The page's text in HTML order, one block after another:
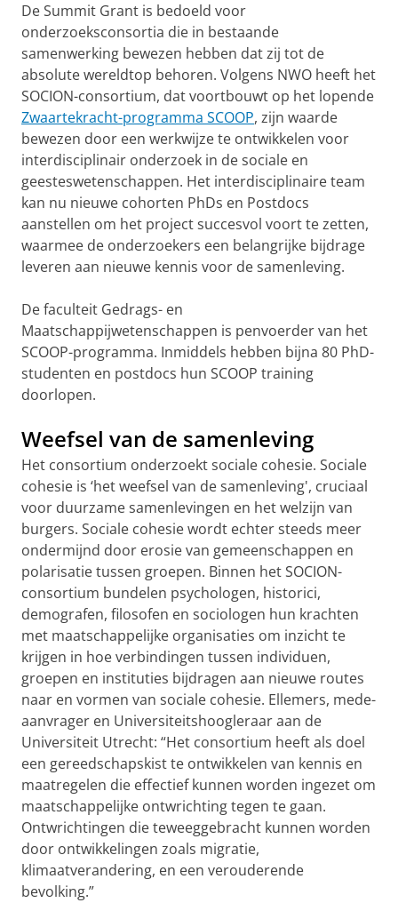
De Summit Grant is bedoeld voor
onderzoeksconsortia die in bestaande
samenwerking bewezen hebben dat zij tot de
absolute wereldtop behoren. Volgens NWO heeft het
SOCION-consortium, dat voortbouwt op het lopende
Zwaartekracht-programma SCOOP, zijn waarde
bewezen door een werkwijze te ontwikkelen voor
interdisciplinair onderzoek in de sociale en
geesteswetenschappen. Het interdisciplinaire team
kan nu nieuwe cohorten PhDs en Postdocs
aanstellen om het project succesvol voort te zetten,
waarmee de onderzoekers een belangrijke bijdrage
leveren aan nieuwe kennis voor de samenleving.
De faculteit Gedrags- en
Maatschappijwetenschappen is penvoerder van het
SCOOP-programma. Inmiddels hebben bijna 80 PhD-
studenten en postdocs hun SCOOP training
doorlopen.
Weefsel van de samenleving
Het consortium onderzoekt sociale cohesie. Sociale
cohesie is ‘het weefsel van de samenleving', cruciaal
voor duurzame samenlevingen en het welzijn van
burgers. Sociale cohesie wordt echter steeds meer
ondermijnd door erosie van gemeenschappen en
polarisatie tussen groepen. Binnen het SOCION-
consortium bundelen psychologen, historici,
demografen, filosofen en sociologen hun krachten
met maatschappelijke organisaties om inzicht te
krijgen in hoe verbindingen tussen individuen,
groepen en instituties bijdragen aan nieuwe routes
naar en vormen van sociale cohesie. Ellemers, mede-
aanvrager en Universiteitshoogleraar aan de
Universiteit Utrecht: “Het consortium heeft als doel
een gereedschapskist te ontwikkelen van kennis en
maatregelen die effectief kunnen worden ingezet om
maatschappelijke ontwrichting tegen te gaan.
Ontwrichtingen die teweeggebracht kunnen worden
door ontwikkelingen zoals migratie,
klimaatverandering, en een verouderende
bevolking.”